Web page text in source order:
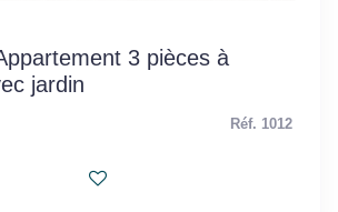
3 pièces à
jardin
Réf. 1012